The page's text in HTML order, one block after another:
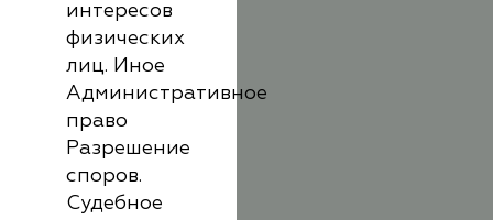
интересов
физических
лиц. Иное
Административное
право
Разрешение
споров.
Судебное